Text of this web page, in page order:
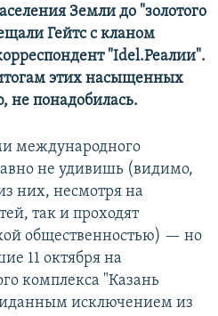
Земли до "золотого
Гейтс с кланом
"Idel.Реалии".
этих насыщенных
не понадобилась.
международного
не удивишь (видимо,
них, несмотря на
так и проходят
общественностью) — но
11 октября на
комплекса "Казань
исключением из